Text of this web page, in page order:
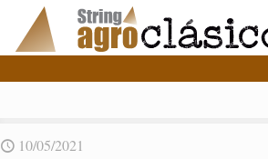
10/05/2021